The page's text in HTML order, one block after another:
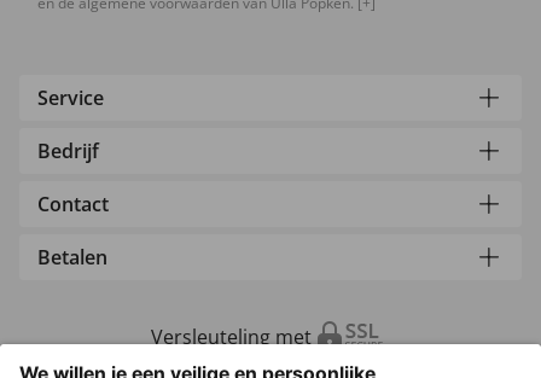
Service
Bedrijf
Contact
Betalen
Versleuteling met